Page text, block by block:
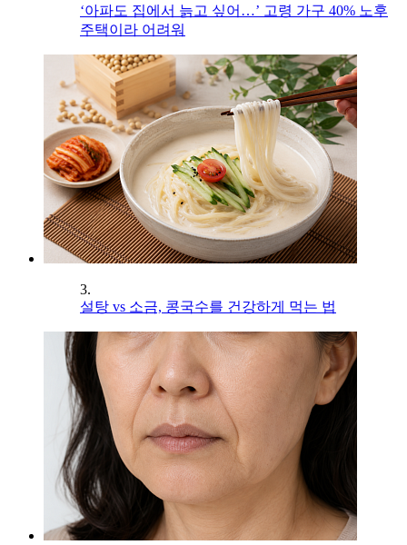
‘아파도 집에서 늙고 싶어…’ 고령 가구 40% 노후
주택이라 어려워
3.
설탕 vs 소금, 콩국수를 건강하게 먹는 법